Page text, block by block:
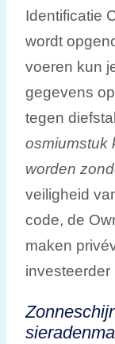
Identificatie
wordt
voeren kun
gegevens
tegen
osmiumstuk
worden
veiligheid
code, de
maken
investeerder